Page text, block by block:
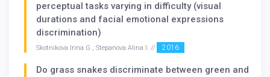
perceptual tasks varying in difficulty (visual
durations and facial emotional expressions
discrimination)
Skotnikova Irina G., Stepanova Alina I. // 2016
Do grass snakes discriminate between green and